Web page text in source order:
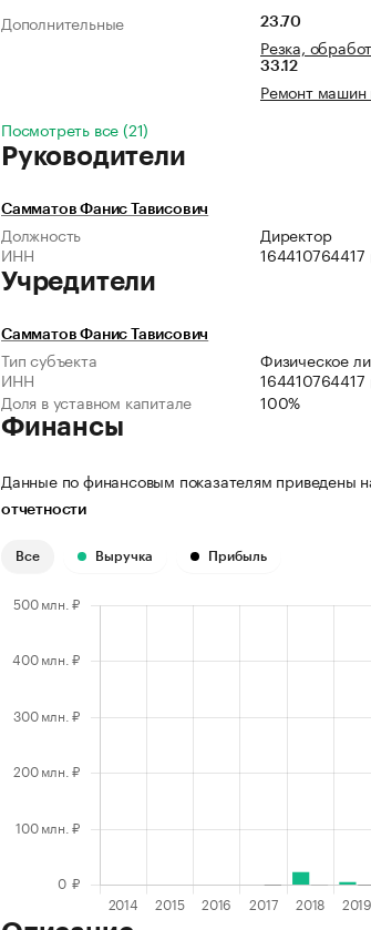
Дополнительные
23.70
Резка,
33.12
Ремонт машин
Посмотреть все (21)
Руководители
Самматов Фанис Тависович
Должность
Директор
ИНН
164410764417
Учредители
Самматов Фанис Тависович
Тип субъекта
Физическое
ИНН
164410764417
Доля в уставном капитале
100%
Финансы
Данные по финансовым показателям приведены
отчетности
Все Выручка Прибыль